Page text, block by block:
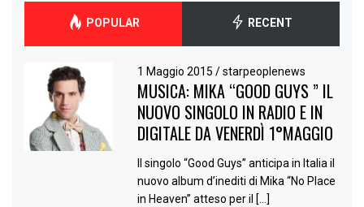
POPULAR RECENT
1 Maggio 2015/ starpeoplenews
MUSICA: MIKA “GOOD GUYS ” IL
NUOVO SINGOLO IN RADIO E IN
DIGITALE DA VENERDÌ 1°MAGGIO
Il singolo “Good Guys” anticipa in Italia il
nuovo album d’inediti di Mika “No Place
in Heaven” atteso per il […]